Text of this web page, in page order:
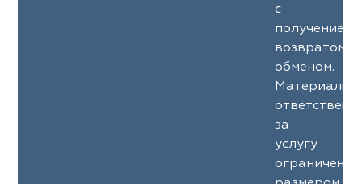
с
получением/
возвратом/
обменом.
за
услугу
ограничена